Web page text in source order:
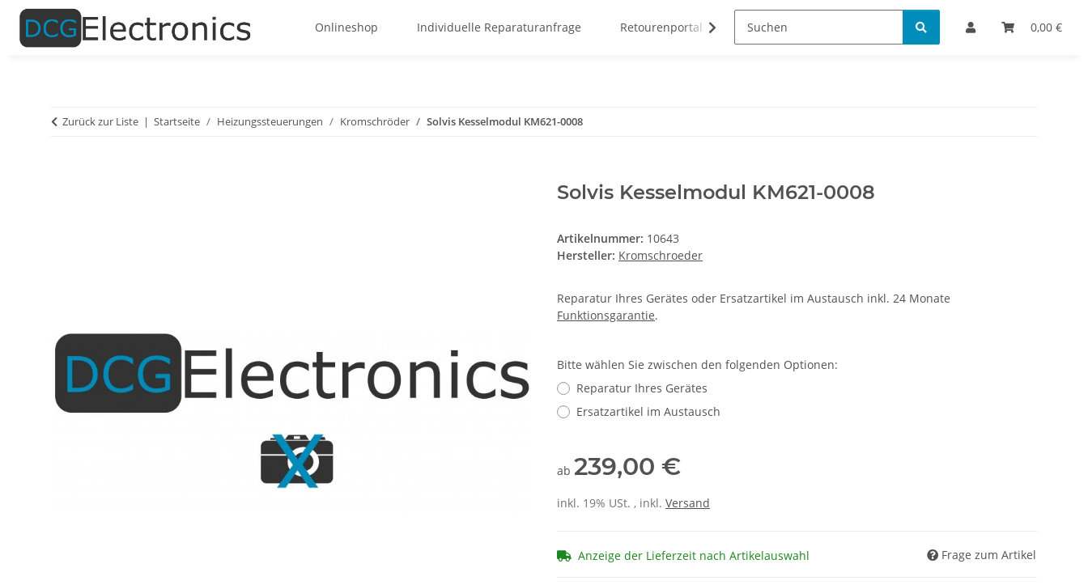
0,00 €
Onlineshop Individuelle Reparaturanfrage Retourenportal Bestellinformationen
Zurück zur Liste Startseite Heizungssteuerungen Kromschröder Solvis Kesselmodul KM621-0008
Solvis Kesselmodul KM621-0008
Artikelnummer: 10643
Hersteller: Kromschroeder
Reparatur Ihres Gerätes oder Ersatzartikel im Austausch inkl. 24 Monate
Funktionsgarantie.
Bitte wählen Sie zwischen den folgenden Optionen:
Reparatur Ihres Gerätes
Ersatzartikel im Austausch
ab 239,00 €
inkl. 19% USt. , inkl. Versand
Anzeige der Lieferzeit nach Artikelauswahl Frage zum Artikel